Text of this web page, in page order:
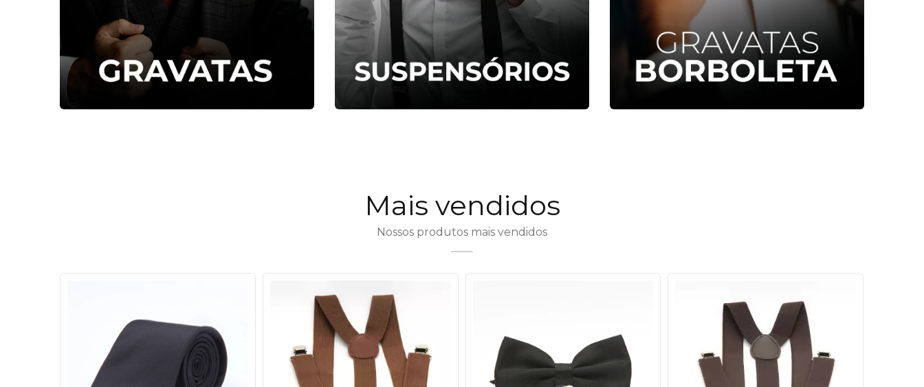
Mais vendidos
Nossos produtos mais vendidos